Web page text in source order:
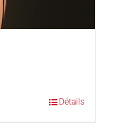
Détails